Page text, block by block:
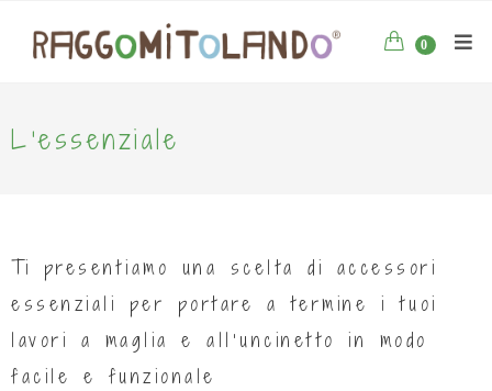
0
L'essenziale
Ti presentiamo una scelta di accessori
essenziali per portare a termine i tuoi
lavori a maglia e all’uncinetto in modo
facile e funzionale